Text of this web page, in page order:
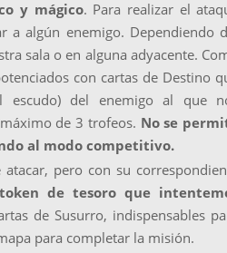
y mágico. Para realizar el
a algún enemigo. Dependiendo
sala o en alguna adyacente.
con cartas de Destino
escudo) del enemigo al que
de 3 trofeos. No se
al modo competitivo.
pero con su
de tesoro que
de Susurro, indispensables
para completar la misión.